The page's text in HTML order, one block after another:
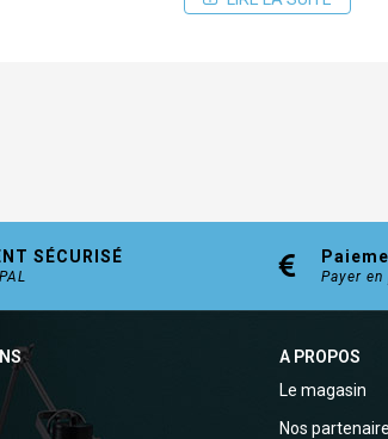
SÉCURISÉ
Payer
A PROPOS
Le magasin
Nos